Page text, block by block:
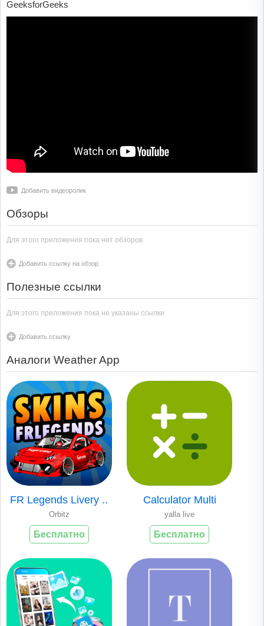
GeeksforGeeks
Добавить видеоролик
Обзоры
Для этого приложения пока нет обзоров
Добавить ссылку на обзор
Полезные ссылки
Для этого приложения пока не указаны ссылки
Добавить ссылку
Аналоги Weather App
FR Legends Livery ..
Orbitz
Бесплатно
Calculator Multi
yalla live
Бесплатно